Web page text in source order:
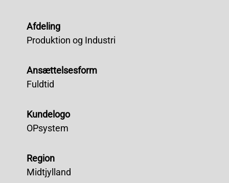
Afdeling
Produktion og Industri
Ansættelsesform
Fuldtid
Kundelogo
OPsystem
Region
Midtjylland